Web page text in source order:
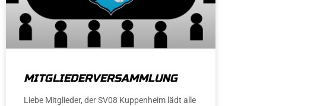
MITGLIEDERVERSAMMLUNG
Liebe Mitglieder, der SV08 Kuppenheim lädt alle